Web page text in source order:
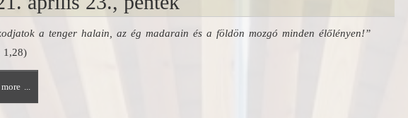
a tenger halain, az ég madarain és a földön mozgó minden élőlényen!”
1,28)
...